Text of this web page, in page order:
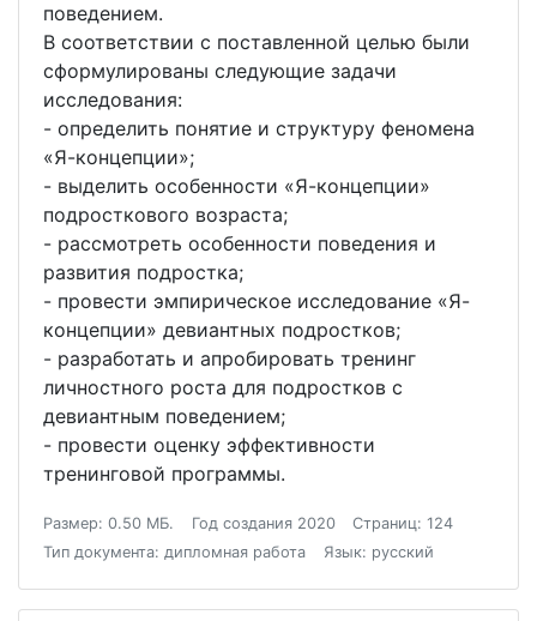
поведением.
В соответствии с поставленной целью были
сформулированы следующие задачи
исследования:
- определить понятие и структуру феномена
«Я-концепции»;
- выделить особенности «Я-концепции»
подросткового возраста;
- рассмотреть особенности поведения и
развития подростка;
- провести эмпирическое исследование «Я-
концепции» девиантных подростков;
- разработать и апробировать тренинг
личностного роста для подростков с
девиантным поведением;
- провести оценку эффективности
тренинговой программы.
Размер: 0.50 МБ. Год создания 2020
Страниц: 124
Тип документа: дипломная работа
Язык: русский